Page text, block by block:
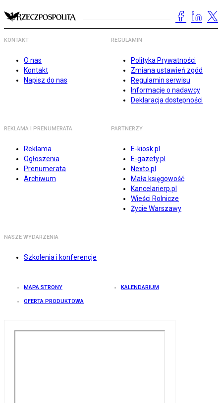
KONTAKT
O nas
Kontakt
Napisz do nas
REGULAMIN
Polityka Prywatności
Zmiana ustawień zgód
Regulamin serwisu
Informacje o nadawcy
Deklaracja dostępności
REKLAMA I PRENUMERATA
Reklama
Ogłoszenia
Prenumerata
Archiwum
PARTNERZY
E-kiosk.pl
E-gazety.pl
Nexto.pl
Mała księgowość
Kancelarierp.pl
Wieści Rolnicze
Życie Warszawy
NASZE WYDARZENIA
Szkolenia i konferencje
MAPA STRONY KALENDARIUM
OFERTA PRODUKTOWA